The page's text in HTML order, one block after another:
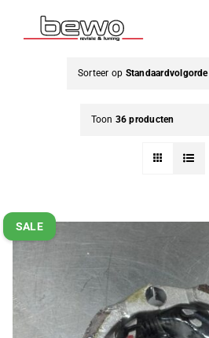
naar
Sorteer op Standaardvolgorde
Toon 36 producten
SALE